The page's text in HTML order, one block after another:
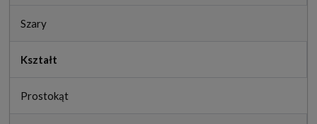
Szary
Kształt
Prostokąt